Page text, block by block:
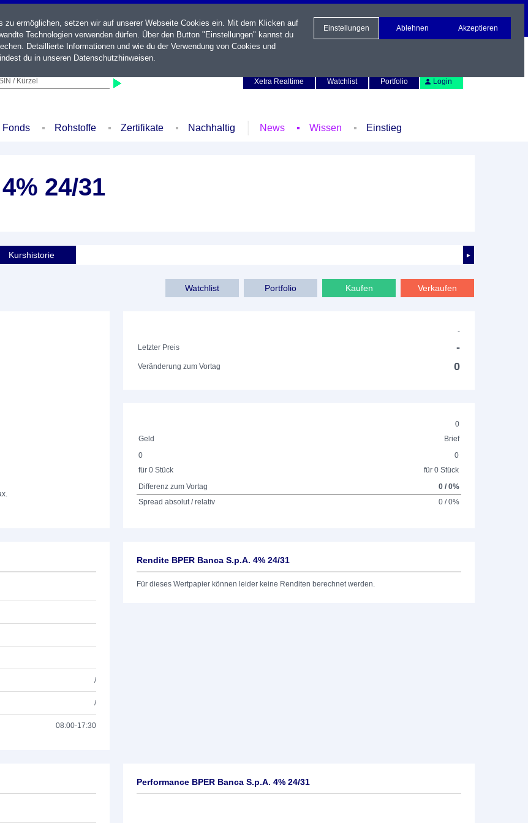
/ Kürzel
Xetra Realtime
Watchlist Portfolio Login
Fonds Rohstoffe Zertifikate Nachhaltig News Wissen Einstieg
24/31
►
Kurshistorie
Verkaufen
Kaufen
Portfolio
Watchlist
-
Letzter Preis
-
Veränderung zum Vortag 0
0
Geld
Brief
0
für 0 Stück
0
für 0 Stück
Differenz zum Vortag
0 / 0%
Spread absolut / relativ
0 / 0%
/
/
08:00-17:30
Rendite BPER Banca S.p.A. 4% 24/31
Für dieses Wertpapier können leider keine Renditen berechnet werden.
Performance BPER Banca S.p.A. 4% 24/31
ermöglichen, setzen wir auf unserer Webseite Cookies ein. Mit dem Klicken auf
Technologien verwenden dürfen. Über den Button "Einstellungen" kannst du
Detaillierte Informationen und wie du der Verwendung von Cookies und
du in unseren Datenschutzhinweisen.
Einstellungen Ablehnen Akzeptieren